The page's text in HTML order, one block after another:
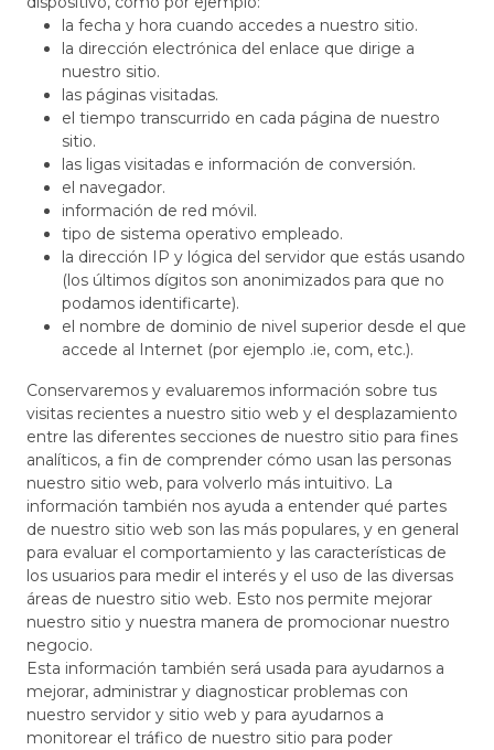
la fecha y hora cuando accedes a nuestro sitio.
la dirección electrónica del enlace que dirige a
nuestro sitio.
las páginas visitadas.
el tiempo transcurrido en cada página de nuestro
sitio.
las ligas visitadas e información de conversión.
el navegador.
información de red móvil.
tipo de sistema operativo empleado.
la dirección IP y lógica del servidor que estás usando
(los últimos dígitos son anonimizados para que no
podamos identificarte).
el nombre de dominio de nivel superior desde el que
accede al Internet (por ejemplo .ie, com, etc.).
Conservaremos y evaluaremos información sobre tus
visitas recientes a nuestro sitio web y el desplazamiento
entre las diferentes secciones de nuestro sitio para fines
analíticos, a fin de comprender cómo usan las personas
nuestro sitio web, para volverlo más intuitivo. La
información también nos ayuda a entender qué partes
de nuestro sitio web son las más populares, y en general
para evaluar el comportamiento y las características de
los usuarios para medir el interés y el uso de las diversas
áreas de nuestro sitio web. Esto nos permite mejorar
nuestro sitio y nuestra manera de promocionar nuestro
negocio.
Esta información también será usada para ayudarnos a
mejorar, administrar y diagnosticar problemas con
nuestro servidor y sitio web y para ayudarnos a
monitorear el tráfico de nuestro sitio para poder